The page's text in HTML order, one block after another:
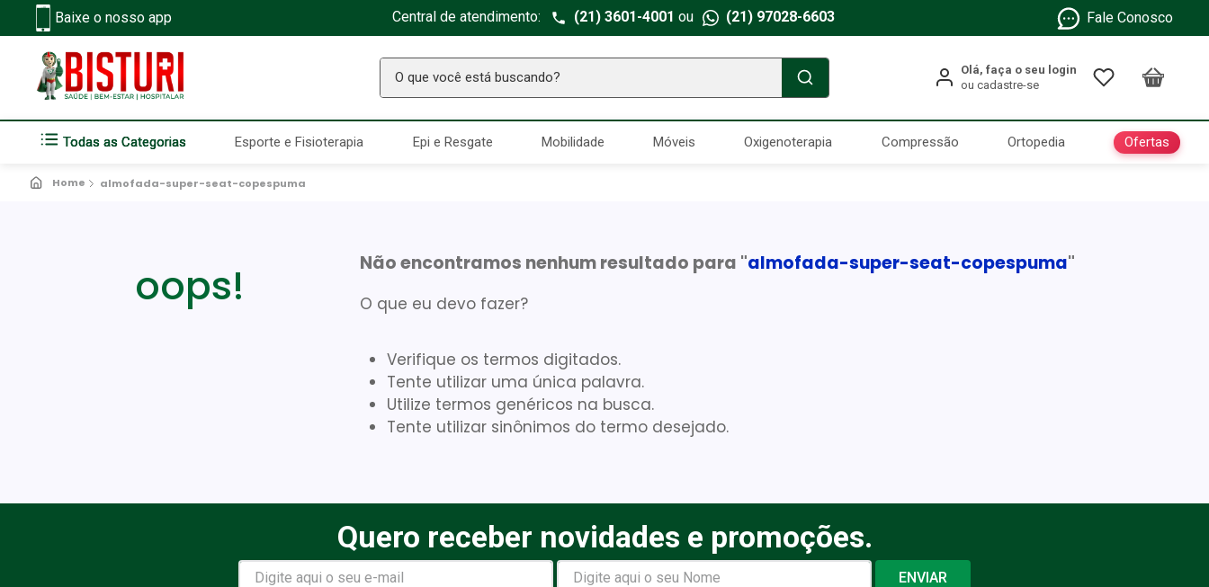
Baixe o nosso app Central de atendimento: (21) 3601-4001 ou (21) 97028-6603 Fale Conosco
O que você está buscando?
Todas as Categorias Esporte e Fisioterapia Epi e Resgate Mobilidade Móveis Oxigenoterapia Compressão Ortopedia Ofertas
almofada-super-seat-copespuma
oops! Não encontramos nenhum resultado para "almofada-super-seat-copespuma"
O que eu devo fazer?
Verifique os termos digitados.
Tente utilizar uma única palavra.
Utilize termos genéricos na busca.
Tente utilizar sinônimos do termo desejado.
Quero receber novidades e promoções.
ENVIAR
TERMOS MAIS BUSCADOS
Seringa Insulina
Estetoscopio Littmann
6º Aparelho Pressão
8 º Gaze Esteril
9º Gaze
10 º Cadeira Banho